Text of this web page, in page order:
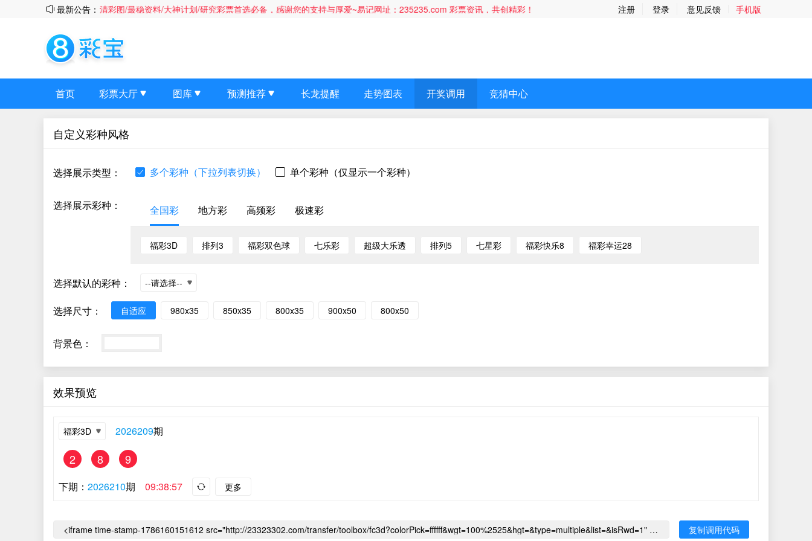
最新公告：
“彩宝”超清彩图/最稳资料/大神计划/研究彩票首选必备，感谢您的支持与厚爱~易记网址：235235.com 彩票资讯，共创精彩！ 注册 登录 意见反馈 手机版
首页 彩票大厅 图库 预测推荐 长龙提醒 走势图表 开奖调用 竞猜中心
自定义彩种风格
选择展示类型： 多个彩种（下拉列表切换） 单个彩种（仅显示一个彩种）
选择展示彩种： 全国彩 地方彩 高频彩 极速彩
福彩3D 排列3 福彩双色球 七乐彩 超级大乐透 排列5 七星彩 福彩快乐8 福彩幸运28
选择默认的彩种：
选择尺寸：
自适应 980x35 850x35 800x35 900x50 800x50
背景色：
效果预览
2026209期
2 8 9
下期： 2026210期 09:38:57 更多
<iframe time-stamp-1786160151612 src="http://23323302.com/transfer/toolbox/fc3d?colorPick=ffffff&wgt=100%2525&hgt=&type=multiple&list=&isRwd=1" frameborder="0" scrolling="no" width="100%" height="" onload=" (function(event) { var iframe = document.querySelector('iframe[time-stamp-1786160151612]') var deviceWidth = screen.width var height = 0 switch (true) { case deviceWidth > 592: height = 140 break case deviceWidth <= 592 && deviceWidth > 336: height = 124 break case deviceWidth <= 336: height = 144 break } iframe.style.height = height + 'px' })() " ></iframe> 复制调用代码